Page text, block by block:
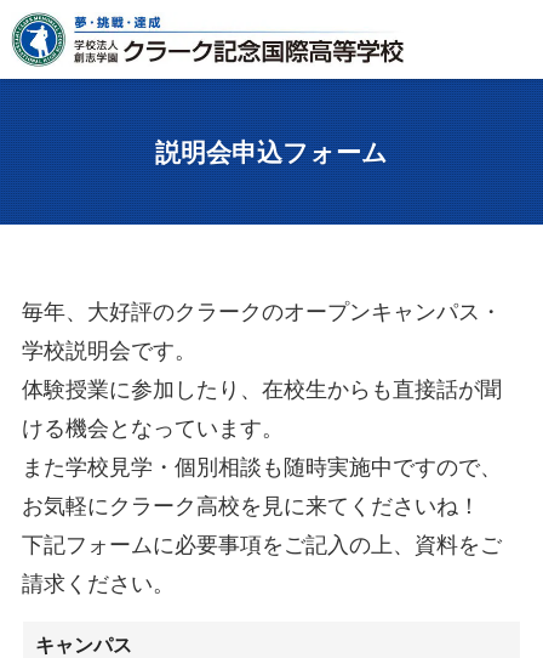
説明会申込フォーム
毎年、大好評のクラークのオープンキャンパス・
学校説明会です。
体験授業に参加したり、在校生からも直接話が聞
ける機会となっています。
また学校見学・個別相談も随時実施中ですので、
お気軽にクラーク高校を見に来てくださいね！
下記フォームに必要事項をご記入の上、資料をご
請求ください。
キャンパス